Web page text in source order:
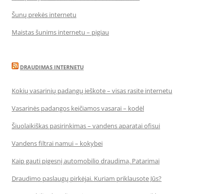
Šunų prekės internetu
Maistas šunims internetu – pigiau
DRAUDIMAS INTERNETU
Kokių vasarinių padangų ieškote – visas rasite internetu
Vasarinės padangos keičiamos vasarai – kodėl
Šiuolaikiškas pasirinkimas – vandens aparatai ofisui
Vandens filtrai namui – kokybei
Kaip gauti pigesnį automobilio draudimą. Patarimai
Draudimo paslaugų pirkėjai. Kuriam priklausote Jūs?